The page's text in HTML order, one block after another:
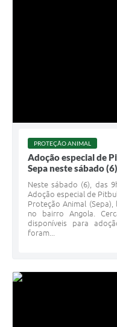
PROTEÇÃO ANIMAL
Adoção especial de
Sepa neste sábado (6)
Neste sábado (6), das
Adoção especial de
Proteção Animal (Sepa),
no bairro Angola.
disponíveis para
foram...